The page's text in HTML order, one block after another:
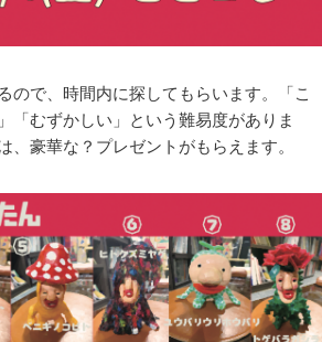
ので、時間内に探してもらいます。「こ
「むずかしい」という難易度がありま
豪華な？プレゼントがもらえます。